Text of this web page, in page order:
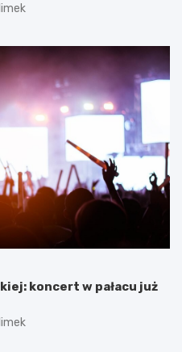
koncert w pałacu już